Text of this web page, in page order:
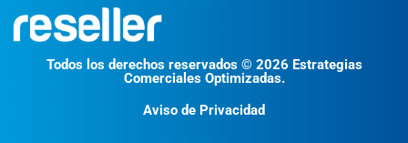
Todos los derechos reservados © 2026 Estrategias
Comerciales Optimizadas.
Aviso de Privacidad